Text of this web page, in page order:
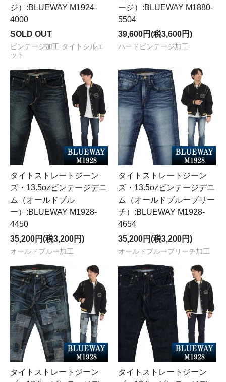
ジ）:BLUEWAY M1924-
4000
SOLD OUT
ビンテージ加工 タイトシルエ
ット
ージ）:BLUEWAY M1880-
5504
39,600円(税3,600円)
ハードビンテージ加工
タイトストレートジーン
ズ・13.5ozビンテージデニ
ム（オールドブル
ー）:BLUEWAY M1928-
4450
35,200円(税3,200円)
オールドブルー加工
タイトストレートジーン
ズ・13.5ozビンテージデニ
ム（オールドブルーブリー
チ）:BLUEWAY M1928-
4654
35,200円(税3,200円)
オールドブルーブリーチ加工
タイトストレートジーン
タイトストレートジーン